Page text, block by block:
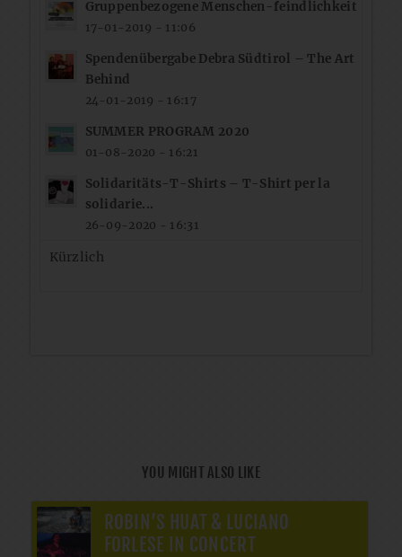
Gruppenbezogene Menschen-feindlichkeit
17-01-2019 - 11:06
Spendenübergabe Debra Südtirol – The Art
Behind
24-01-2019 - 16:17
SUMMER PROGRAM 2020
01-08-2020 - 16:21
Solidaritäts-T-Shirts – T-Shirt per la
solidarie...
26-09-2020 - 16:31
Kürzlich
YOU MIGHT ALSO LIKE
ROBIN’S HUAT & LUCIANO
FORLESE IN CONCERT